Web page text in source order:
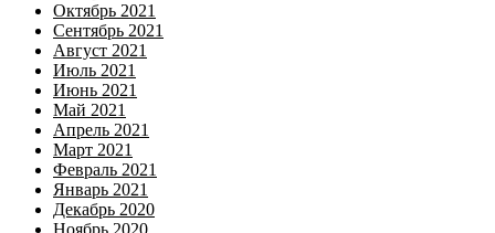
Октябрь 2021
Сентябрь 2021
Август 2021
Июль 2021
Июнь 2021
Май 2021
Апрель 2021
Март 2021
Февраль 2021
Январь 2021
Декабрь 2020
Ноябрь 2020